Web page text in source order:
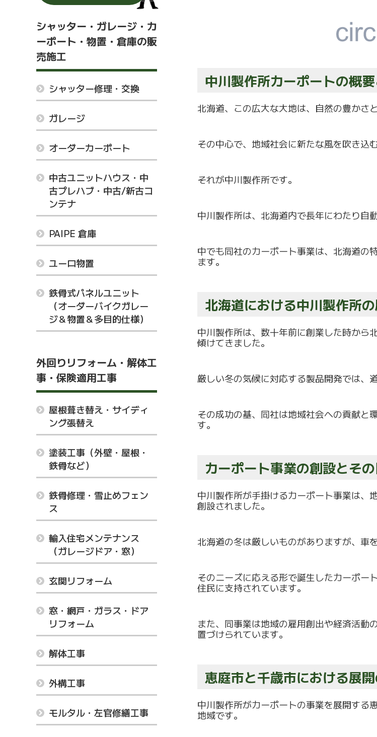
シャッター・ガレージ・カ
ーポート・物置・倉庫の販
売施工
シャッター修理・交換
ガレージ
オーダーカーポート
中古ユニットハウス・中
古プレハブ・中古/新古コ
ンテナ
PAIPE 倉庫
ユーロ物置
鉄骨式パネルユニット
（オーダーバイクガレー
ジ＆物置＆多目的仕様）
外回りリフォーム・解体工
事・保険適用工事
屋根葺き替え・サイディ
ング張替え
塗装工事（外壁・屋根・
鉄骨など）
鉄骨修理・雪止めフェン
ス
輸入住宅メンテナンス
（ガレージドア・窓）
玄関リフォーム
窓・網戸・ガラス・ドア
リフォーム
解体工事
外構工事
モルタル・左官修繕工事
中川製作所カーポートの概
北海道、この広大な大地は、 自然の豊かさ
その中心で、地域社会に新たな風を吹き込
それが中川製作所です。
中川製作所は、 北海道内で長年にわたり自
中でも同社のカーポート事業は、 北海道の
ます。
北海道における中川製作所
中川製作所は、数十年前に創業した時から
傾けてきました。
厳しい冬の気候に対応する製品開発では、
その成功の基、同社は地域社会への貢献と
す。
カーポート事業の創設とそ
中川製作所が手掛けるカーポート事業は、
創設されました。
北海道の冬は厳しいものがありますが、 車
そのニーズに応える形で誕生したカーポート
住民に支持されています。
また、 同事業は地域の雇用創出や経済活動
置づけられています。
恵庭市と千歳市における展
中川製作所がカーポートの事業を展開する
地域です。